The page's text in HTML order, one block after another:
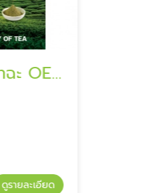
รับผลิตชาเขียว มัทฉะ OEM
ยละเอียด